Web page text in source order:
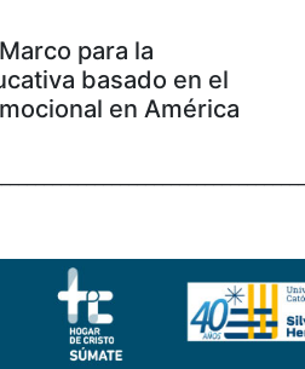
para la
basado en el
en América